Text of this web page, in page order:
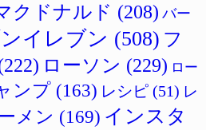
クドナルド (208) バー
イレブン (508) フ
ローソン (229) ロー
ンプ (163) レシピ (51) レ
メン (169) インスタ